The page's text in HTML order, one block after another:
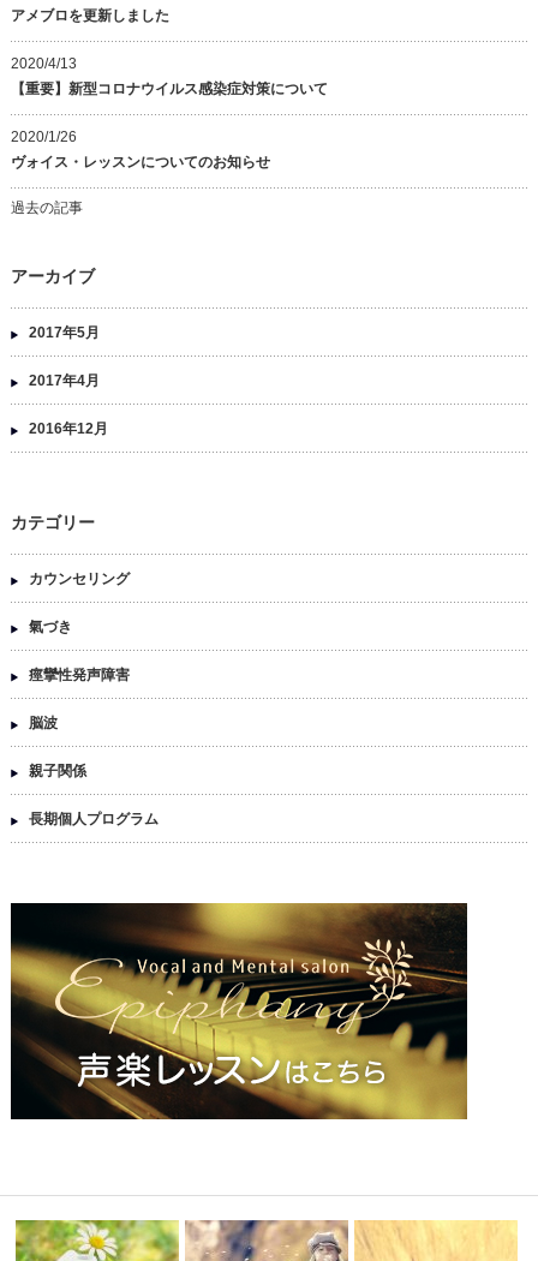
アメブロを更新しました
2020/4/13
【重要】新型コロナウイルス感染症対策について
2020/1/26
ヴォイス・レッスンについてのお知らせ
過去の記事
アーカイブ
2017年5月
2017年4月
2016年12月
カテゴリー
カウンセリング
氣づき
痙攣性発声障害
脳波
親子関係
長期個人プログラム